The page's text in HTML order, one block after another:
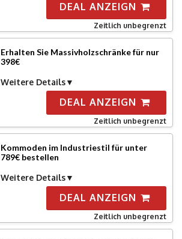
DEAL ANZEIGN
Zeitlich unbegrenzt
Erhalten Sie Massivholzschränke für nur
398€
Weitere Details
DEAL ANZEIGN
Zeitlich unbegrenzt
Kommoden im Industriestil für unter
789€ bestellen
Weitere Details
DEAL ANZEIGN
Zeitlich unbegrenzt